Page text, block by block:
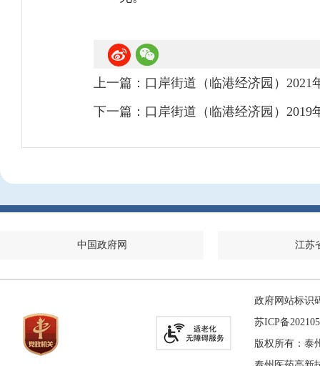
上一篇： 口岸街道（临港经济园）
下一篇： 口岸街道（临港经济园）
中国政府网 江苏
政府网站标识
苏ICP备
版权所有：泰